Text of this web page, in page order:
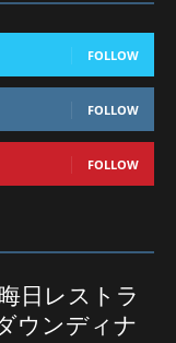
FOLLOW
FOLLOW
FOLLOW
日レストラ
ウンディナ